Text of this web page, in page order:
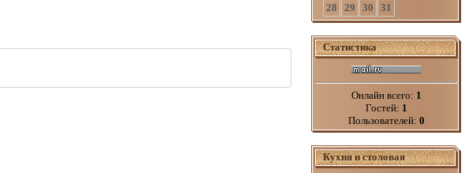
28
29 30 31
Статистика
Онлайн всего: 1
Гостей: 1
Пользователей: 0
Кухня и столовая